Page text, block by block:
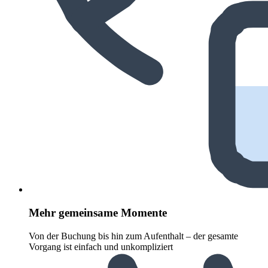
Mehr gemeinsame Momente
Von der Buchung bis hin zum Aufenthalt – der gesamte
Vorgang ist einfach und unkompliziert